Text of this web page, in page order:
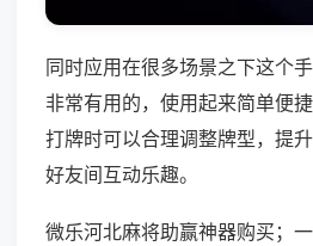
同时应用在很多场景之下这个
非常有用的，使用起来简单便
打牌时可以合理调整牌型，提
好友间互动乐趣。
微乐河北麻将助赢神器购买；